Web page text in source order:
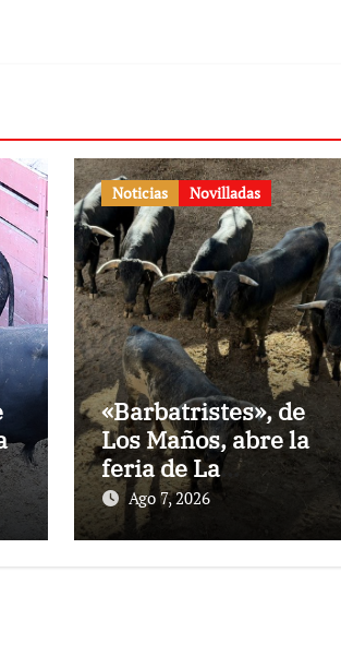
Noticias Novilladas
«Barbatristes», de
Los Maños, abre la
feria de La
Albahaca de
Huesca
Ago 7, 2026